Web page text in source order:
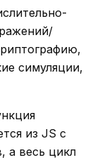
симуляции,
из JS с
а весь цикл